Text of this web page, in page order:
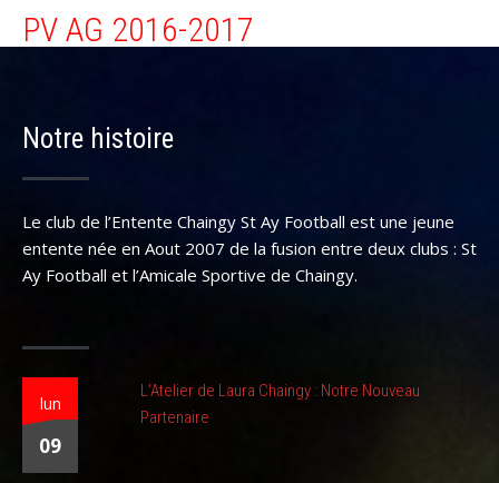
PV AG 2016-2017
Notre histoire
Le club de l’Entente Chaingy St Ay Football est une jeune
entente née en Aout 2007 de la fusion entre deux clubs : St
Ay Football et l’Amicale Sportive de Chaingy.
lun
09
L’Atelier de Laura Chaingy : Notre Nouveau
Partenaire